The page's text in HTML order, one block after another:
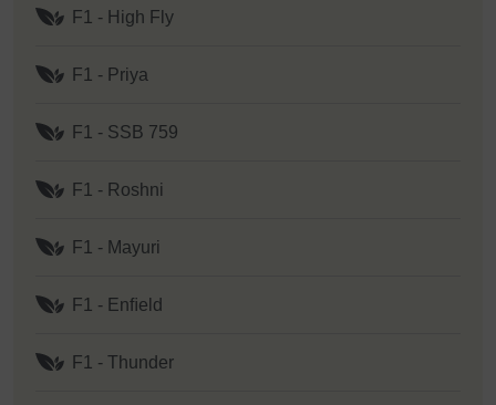
F1 - High Fly
F1 - Priya
F1 - SSB 759
F1 - Roshni
F1 - Mayuri
F1 - Enﬁeld
F1 - Thunder